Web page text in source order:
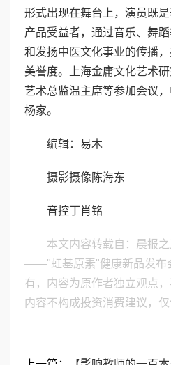
形式出现在舞台上，演员既
产品受益者，通过音乐、舞
和发扬中医文化事业的传播
美誉度。上海金庸文化艺术
艺术总监温主席等参加会议
杨家。
编辑：易木
摄影摄像陈海东
音控丁肖铭
本文内容转载自：晨报
——"虹基原素"健康新品发布
有，内容为原作者独立观点
内容不构成投资消费建议，仅